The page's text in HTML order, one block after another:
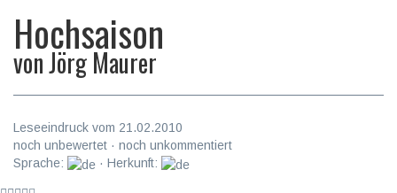
Hochsaison
vonJörg Maurer
Leseeindruck vom 21.02.2010
noch unbewertet · noch unkommentiert
Sprache:
· Herkunft: